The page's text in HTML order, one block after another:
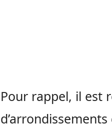
Pour rappel, il est